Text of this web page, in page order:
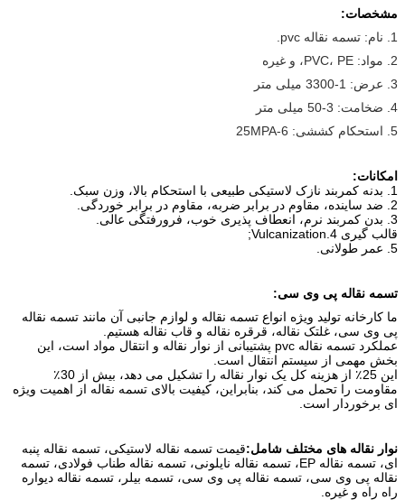
مشخصات:
1. نام: تسمه نقاله pvc.
2. مواد: PVC، PE، و غیره
3. عرض: 1-3300 میلی متر
4. ضخامت: 3-50 میلی متر
5. استحکام کششی: 6-25MPA
امکانات:
1. بدنه کمربند نازک لاستیکی طبیعی با استحکام بالا، وزن سبک.
2. ضد ساینده، مقاوم در برابر ضربه، مقاوم در برابر خوردگی.
3. بدن کمربند نرم، انعطاف پذیری خوب، فرورفتگی عالی.
قالب گیری 4.Vulcanization;
5. عمر طولانی.
تسمه نقاله پی وی سی:
ما کارخانه تولید ویژه انواع تسمه نقاله و لوازم جانبی آن مانند تسمه نقاله
پی وی سی، غلتک نقاله، قرقره نقاله و قاب نقاله هستیم.
عملکرد تسمه نقاله pvc پشتیبانی از نوار نقاله و انتقال مواد است، این
بخش مهمی از سیستم انتقال است.
این 25٪ از هزینه کل یک نوار نقاله را تشکیل می دهد، بیش از 30٪
مقاومت را تحمل می کند، بنابراین، کیفیت بالای تسمه نقاله از اهمیت ویژه
ای برخوردار است.
نوار نقاله های مختلف شامل:قیمت تسمه نقاله لاستیکی، تسمه نقاله پنبه
ای، تسمه نقاله EP، تسمه نقاله نایلونی، تسمه نقاله طناب فولادی، تسمه
نقاله پی وی سی، تسمه نقاله پی وی سی، تسمه بیلر، تسمه نقاله دیواره
راه راه و غیره.